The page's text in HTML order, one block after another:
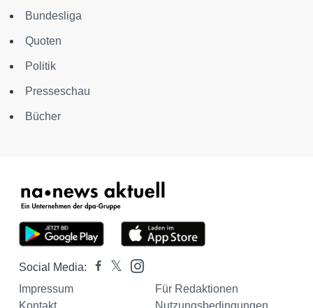
Bundesliga
Quoten
Politik
Presseschau
Bücher
Social Media:
Impressum
Für Redaktionen
Kontakt
Nutzungsbedingungen